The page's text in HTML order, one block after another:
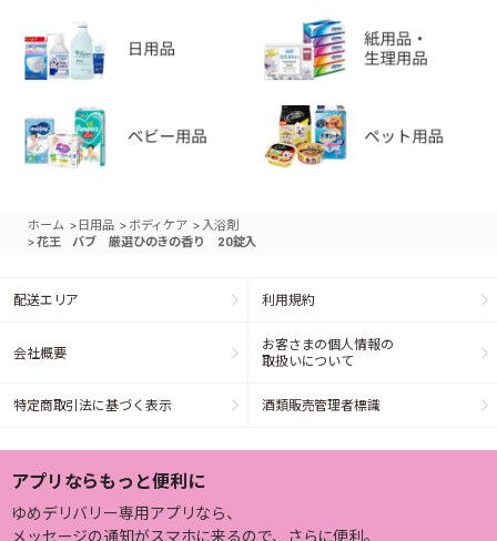
ホーム > 日用品 > ボディケア > 入浴剤
>花王 バブ 厳選ひのきの香り 20錠入
配送エリア 利用規約
会社概要
お客さまの個人情報の
取扱いについて
特定商取引法に基づく表示 酒類販売管理者標識
アプリならもっと便利に
ゆめデリバリー専用アプリなら、
メッセージの通知がスマホに来るので、さらに便利。